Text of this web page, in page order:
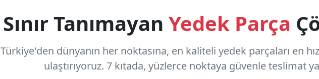
Sınır Tanımayan Yedek Parça
Türkiye'den dünyanın her noktasına, en kaliteli yedek parçaları en
ulaştırıyoruz. 7 kıtada, yüzlerce noktaya güvenle teslimat